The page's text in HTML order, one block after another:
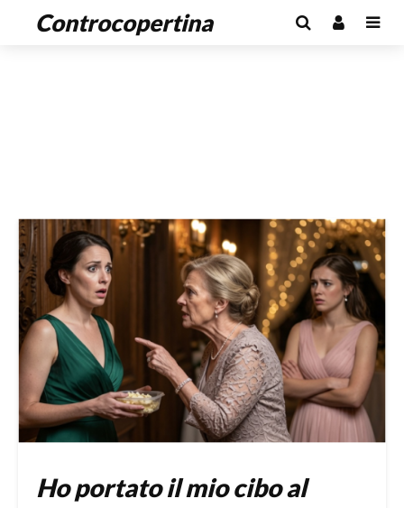
Controcopertina
Ho portato il mio cibo al